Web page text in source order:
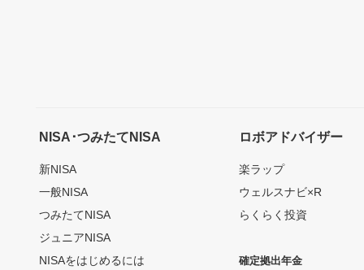
NISA･つみたてNISA
新NISA
一般NISA
つみたてNISA
ジュニアNISA
NISAをはじめるには
ロボアドバイザー
楽ラップ
ウェルスナビ×R
らくらく投資
確定拠出年金